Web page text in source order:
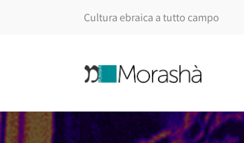
Cultura ebraica a tutto campo